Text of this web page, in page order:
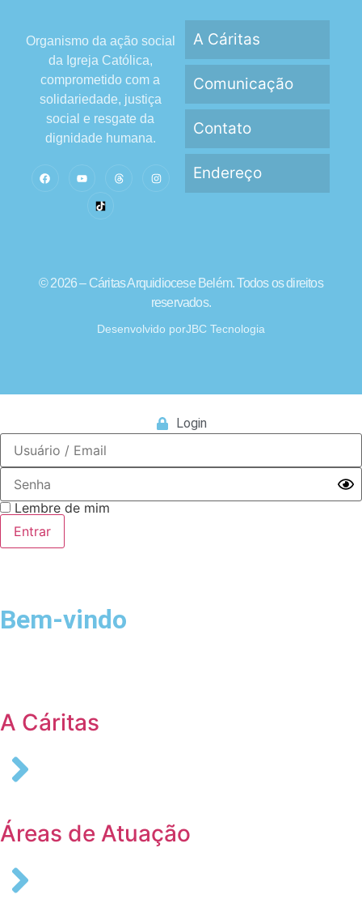
Organismo da ação social
da Igreja Católica,
comprometido com a
solidariedade, justiça
social e resgate da
dignidade humana.
A Cáritas
Comunicação
Contato
Endereço
© 2026 – Cáritas Arquidiocese Belém. Todos os direitos
reservados.
Desenvolvido porJBC Tecnologia
Login
Lembre de mim
Bem-vindo
A Cáritas
Áreas de Atuação